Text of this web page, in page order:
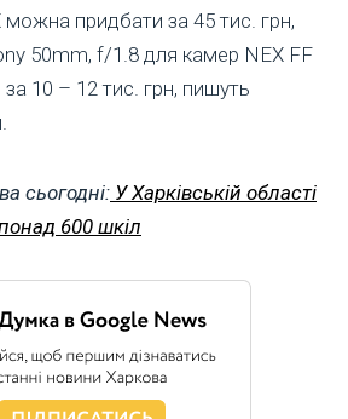
можна придбати за 45 тис. грн,
50mm, f/1.8 для камер NEX FF
10 – 12 тис. грн, пишуть
сьогодні: У Харківській області
600 шкіл